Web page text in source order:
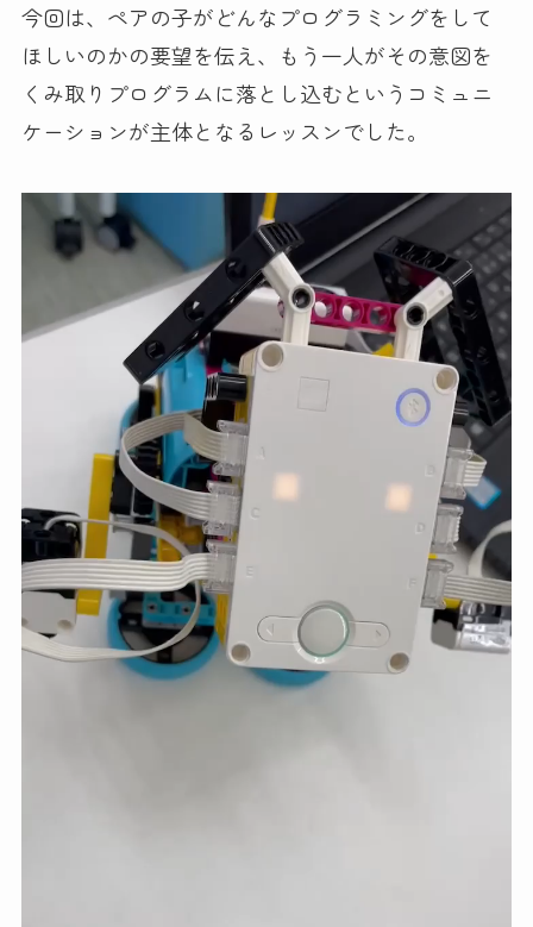
今回は、ペアの子がどんなプログラミングをして
ほしいのかの要望を伝え、もう一人がその意図を
くみ取りプログラムに落とし込むというコミュニ
ケーションが主体となるレッスンでした。